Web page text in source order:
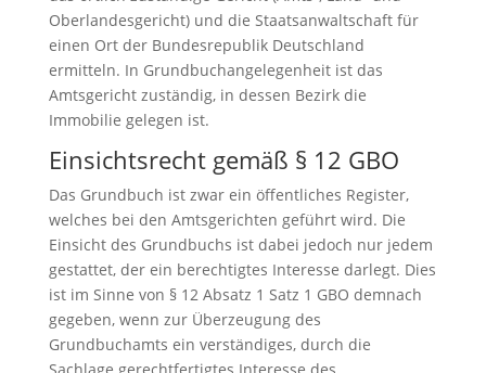
Oberlandesgericht) und die Staatsanwaltschaft für
einen Ort der Bundesrepublik Deutschland
ermitteln. In Grundbuchangelegenheit ist das
Amtsgericht zuständig, in dessen Bezirk die
Immobilie gelegen ist.
Einsichtsrecht gemäß § 12 GBO
Das Grundbuch ist zwar ein öffentliches Register,
welches bei den Amtsgerichten geführt wird. Die
Einsicht des Grundbuchs ist dabei jedoch nur jedem
gestattet, der ein berechtigtes Interesse darlegt. Dies
ist im Sinne von § 12 Absatz 1 Satz 1 GBO demnach
gegeben, wenn zur Überzeugung des
Grundbuchamts ein verständiges, durch die